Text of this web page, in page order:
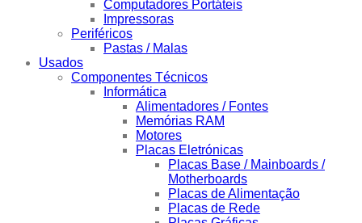
Computadores Portáteis
Impressoras
Periféricos
Pastas / Malas
Usados
Componentes Técnicos
Informática
Alimentadores / Fontes
Memórias RAM
Motores
Placas Eletrónicas
Placas Base / Mainboards /
Motherboards
Placas de Alimentação
Placas de Rede